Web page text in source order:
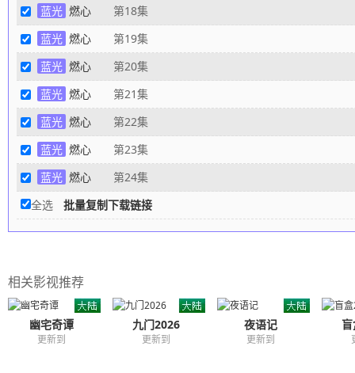
蓝光 燃心 第18集
蓝光 燃心 第19集
蓝光 燃心 第20集
蓝光 燃心 第21集
蓝光 燃心 第22集
蓝光 燃心 第23集
蓝光 燃心 第24集
全选
批量复制下载链接
相关影视推荐
幽宅奇谭
更新到
九门2026
更新到
夜语记
更新到